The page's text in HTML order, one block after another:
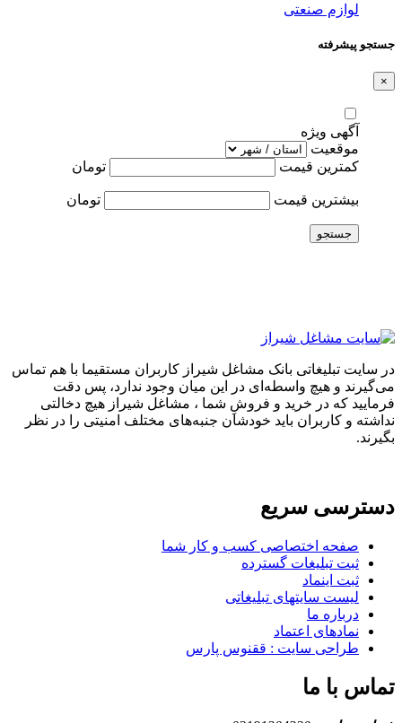
لوازم صنعتی
جستجو پیشرفته
×
آگهی ویژه
موقعیت
کمترین قیمت
تومان
بیشترین قیمت تومان
جستجو
در سایت تبلیغاتی بانک مشاغل شیراز کاربران مستقیما با هم تماس
می‌گیرند و هیچ واسطه‌ای در این میان وجود ندارد، پس دقت
فرمایید که در خرید و فروشِ شما ، مشاغل شیراز هیچ دخالتی
نداشته و کاربران باید خودشان جنبه‌های مختلف امنیتی را در نظر
بگیرند.
دسترسی سریع
صفحه اختصاصی کسب و کار شما
ثبت تبلیغات گسترده
ثبت اینماد
لیست سایتهای تبلیغاتی
درباره ما
نمادهای اعتماد
طراحی سایت : ققنوس پارس
تماس با ما